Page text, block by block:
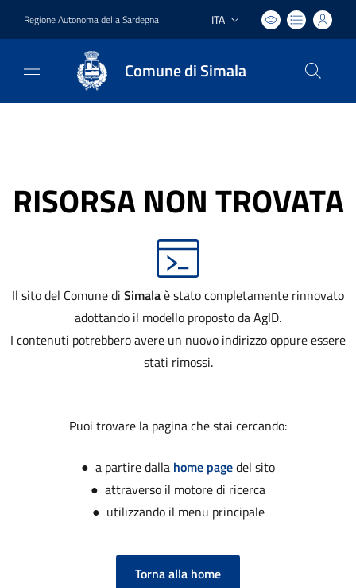
Regione Autonoma della Sardegna Lingua attiva:
ITA
Comune di Simala
RISORSA NON TROVATA
Il sito del Comune di Simalaè stato completamente rinnovato
adottando il modello proposto da AgID.
I contenuti potrebbero avere un nuovo indirizzo oppure essere
stati rimossi.
Puoi trovare la pagina che stai cercando:
● a partire dalla home pagedel sito
● attraverso il motore di ricerca
● utilizzando il menu principale
Torna alla home